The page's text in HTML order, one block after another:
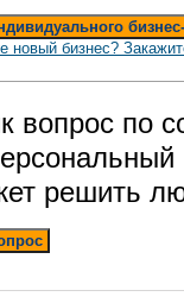
новый бизнес?
вопрос по
решить